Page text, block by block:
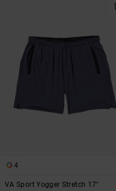
4
VA Sport Yogger Stretch 17"